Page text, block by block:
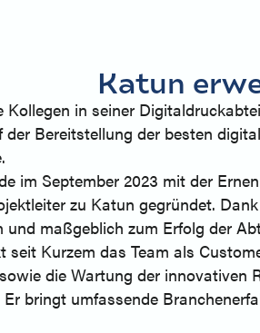
Katun
Kollegen in seiner
Bereitstellung der besten
im September 2023 mit der
zu Katun gegründet.
und maßgeblich zum Erfolg der
seit Kurzem das Team als
die Wartung der innovativen
Er bringt umfassende